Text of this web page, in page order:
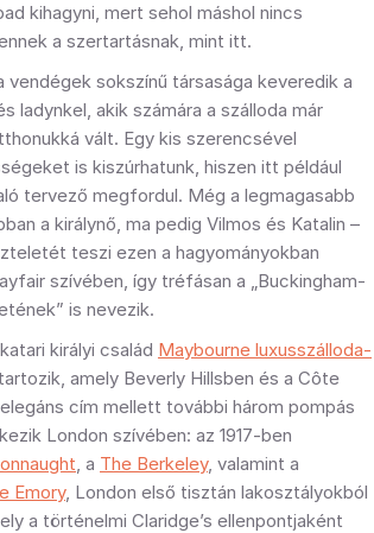
kihagyni, mert sehol máshol nincs
a szertartásnak, mint itt.
vendégek sokszínű társasága keveredik a
ladynkel, akik számára a szálloda már
vált. Egy kis szerencsével
is kiszúrhatunk, hiszen itt például
tervező megfordul. Még a legmagasabb
a királynő, ma pedig Vilmos és Katalin –
teszi ezen a hagyományokban
szívében, így tréfásan a „Buckingham-
is nevezik.
királyi család Maybourne luxusszálloda-
tartozik, amely Beverly Hillsben és a Côte
cím mellett további három pompás
London szívében: az 1917-ben
, a The Berkeley, valamint a
Emory, London első tisztán lakosztályokból
a történelmi Claridge’s ellenpontjaként